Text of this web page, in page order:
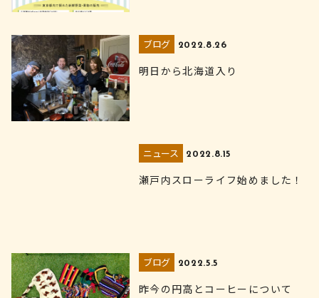
ブログ 2022.8.26
明日から北海道入り
ニュース 2022.8.15
瀬戸内スローライフ始めました！
ブログ 2022.5.5
昨今の円高とコーヒーについて